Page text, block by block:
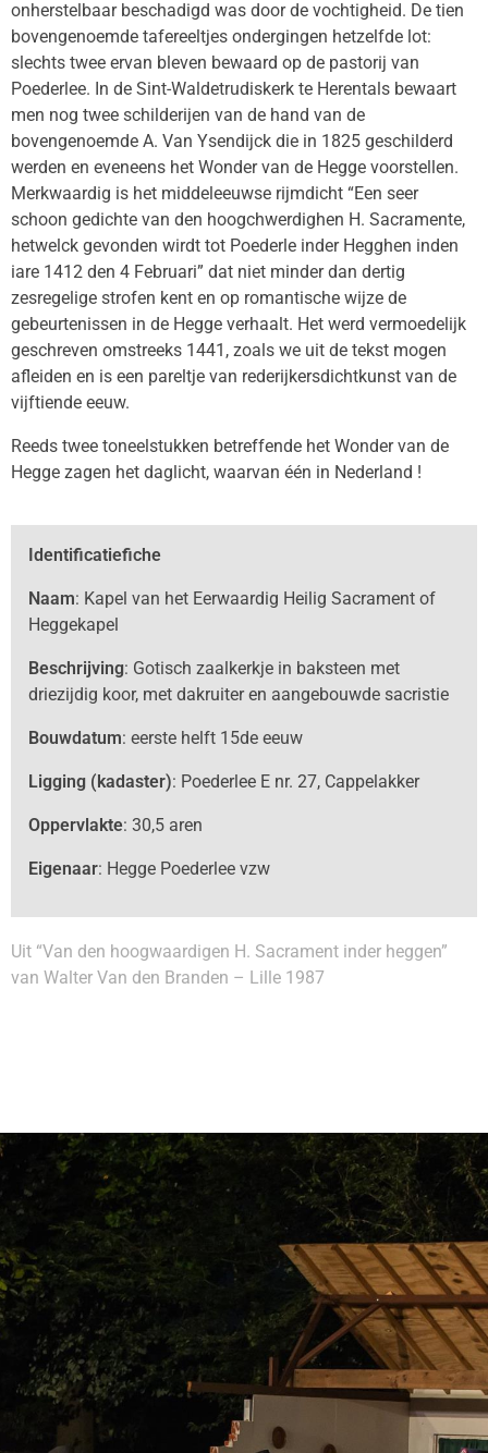
onherstelbaar beschadigd was door de vochtigheid. De tien
bovengenoemde tafereeltjes ondergingen hetzelfde lot:
slechts twee ervan bleven bewaard op de pastorij van
Poederlee. In de Sint-Waldetrudiskerk te Herentals bewaart
men nog twee schilderijen van de hand van de
bovengenoemde A. Van Ysendijck die in 1825 geschilderd
werden en eveneens het Wonder van de Hegge voorstellen.
Merkwaardig is het middeleeuwse rijmdicht “Een seer
schoon gedichte van den hoogchwerdighen H. Sacramente,
hetwelck gevonden wirdt tot Poederle inder Hegghen inden
iare 1412 den 4 Februari” dat niet minder dan dertig
zesregelige strofen kent en op romantische wijze de
gebeurtenissen in de Hegge verhaalt. Het werd vermoedelijk
geschreven omstreeks 1441, zoals we uit de tekst mogen
afleiden en is een pareltje van rederijkersdichtkunst van de
vijftiende eeuw.
Reeds twee toneelstukken betreffende het Wonder van de
Hegge zagen het daglicht, waarvan één in Nederland !
Identificatiefiche
Naam: Kapel van het Eerwaardig Heilig Sacrament of
Heggekapel
Beschrijving: Gotisch zaalkerkje in baksteen met
driezijdig koor, met dakruiter en aangebouwde sacristie
Bouwdatum: eerste helft 15de eeuw
Ligging (kadaster): Poederlee E nr. 27, Cappelakker
Oppervlakte: 30,5 aren
Eigenaar: Hegge Poederlee vzw
Uit “Van den hoogwaardigen H. Sacrament inder heggen”
van Walter Van den Branden – Lille 1987